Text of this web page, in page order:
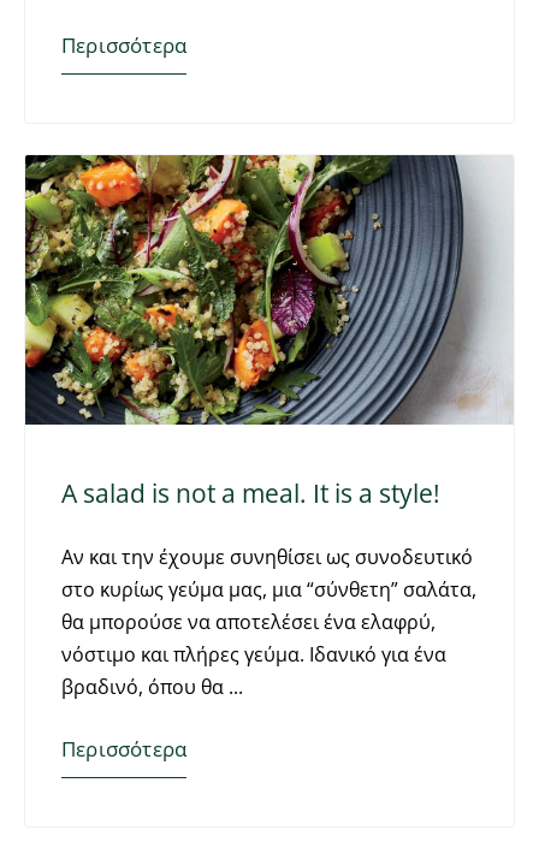
Περισσότερα
A salad is not a meal. It is a style!
Αν και την έχουμε συνηθίσει ως συνοδευτικό
στο κυρίως γεύμα μας, μια “σύνθετη” σαλάτα,
θα μπορούσε να αποτελέσει ένα ελαφρύ,
νόστιμο και πλήρες γεύμα. Ιδανικό για ένα
βραδινό, όπου θα
Περισσότερα